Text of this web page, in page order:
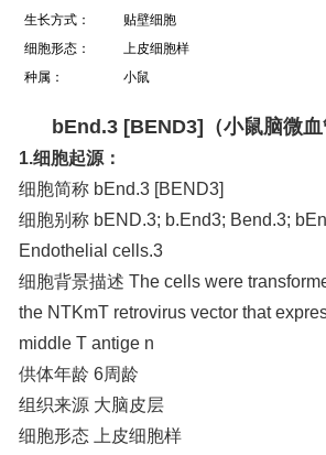
生长方式：
贴壁细胞
细胞形态：
上皮细胞样
种属：
小鼠
bEnd.3 [BEND3]（小鼠脑微血
1.细胞起源：
细胞简称 bEnd.3 [BEND3]
细胞别称 bEND.3; b.End3; Bend.3;
Endothelial cells.3
细胞背景描述 The cells were
the NTKmT retrovirus vector that
middle T antige n
供体年龄 6周龄
组织来源 大脑皮层
细胞形态 上皮细胞样